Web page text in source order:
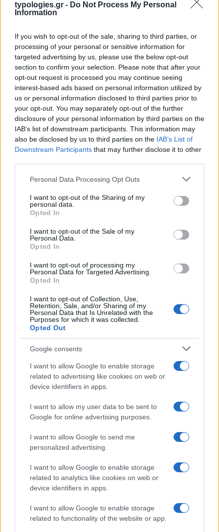
typologies.gr - Do Not Process My Personal
Information
If you wish to opt-out of the sale, sharing to third parties, or
processing of your personal or sensitive information for
targeted advertising by us, please use the below opt-out
section to confirm your selection. Please note that after your
opt-out request is processed you may continue seeing
interest-based ads based on personal information utilized by
us or personal information disclosed to third parties prior to
your opt-out. You may separately opt-out of the further
disclosure of your personal information by third parties on the
IAB’s list of downstream participants. This information may
also be disclosed by us to third parties on the IAB’s List of
Downstream Participants that may further disclose it to other
Please note that this website/app uses one or more Google
not limited to your visit or usage behaviour. You may click to
grant or deny consent to Google and its third-party tags to
use your data for below specified purposes in below Google
consent section.
Personal Data Processing Opt Outs
I want to opt-out of the Sharing of my
personal data.
Opted In
I want to opt-out of the Sale of my
Personal Data.
Opted In
I want to opt-out of processing my
Personal Data for Targeted Advertising.
Opted In
I want to opt-out of Collection, Use,
Retention, Sale, and/or Sharing of my
Personal Data that Is Unrelated with the
Purposes for which it was collected.
Opted Out
Google consents
I want to allow Google to enable storage
related to advertising like cookies on web or
device identifiers in apps.
I want to allow my user data to be sent to
Google for online advertising purposes.
I want to allow Google to send me
personalized advertising.
I want to allow Google to enable storage
related to analytics like cookies on web or
device identifiers in apps.
I want to allow Google to enable storage
related to functionality of the website or app.
της Ζωής μας
Οι άνθρωποι, οι αυθεντικές ιστορίες,
το ελληνικό καλοκαίρι και ένας
πολιτισμός που μας ενώνει κάθε μέρα.
ΓΙΑ ΤΟ ΚΑΛΟΚΑΙΡΙ ΣΟΥ →